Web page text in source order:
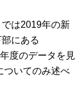
は2019年の新
にある
度のデータを見
ついてのみ述べ